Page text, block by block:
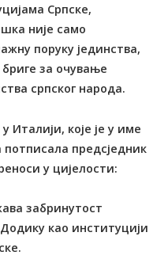
Српске,
није само
поруку јединства,
за очување
српског народа.
Италији, које је у име
потписала предсједник
у цијелости:
забринутост
као институцији